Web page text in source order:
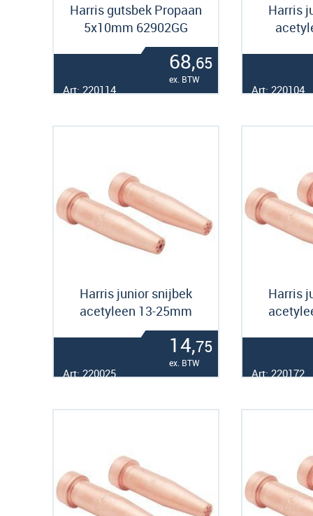
Harris gutsbek Propaan
5x10mm 62902GG
68,65
ex. BTW
Art: 220114
Harris
Art: 220104
Harris junior snijbek
acetyleen 13-25mm
14,75
ex. BTW
Art: 220025
Harris
Art: 220172